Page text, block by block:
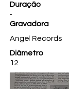
Duração
-
Gravadora
Angel Records
Diâmetro
12